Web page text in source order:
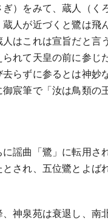
ぎ）をみて、蔵人（く
蔵人が近づくと鷺は飛
人はこれは宣旨だと言
られて天皇の前に参じ
去らずに参るとは神妙
御宸筆で「汝は鳥類の
に謡曲「鷺」に転用さ
され、五位鷺とよば
、神泉苑は衰退し、南